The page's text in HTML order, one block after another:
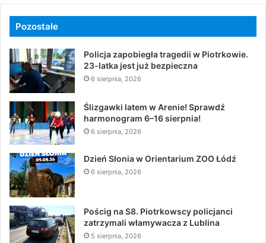
Pozostałe
Policja zapobiegła tragedii w Piotrkowie.
23-latka jest już bezpieczna
6 sierpnia, 2026
Ślizgawki latem w Arenie! Sprawdź
harmonogram 6–16 sierpnia!
6 sierpnia, 2026
Dzień Słonia w Orientarium ZOO Łódź
6 sierpnia, 2026
Pościg na S8. Piotrkowscy policjanci
zatrzymali włamywacza z Lublina
5 sierpnia, 2026